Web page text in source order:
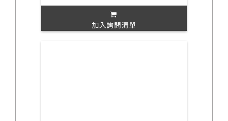
加入詢問清單